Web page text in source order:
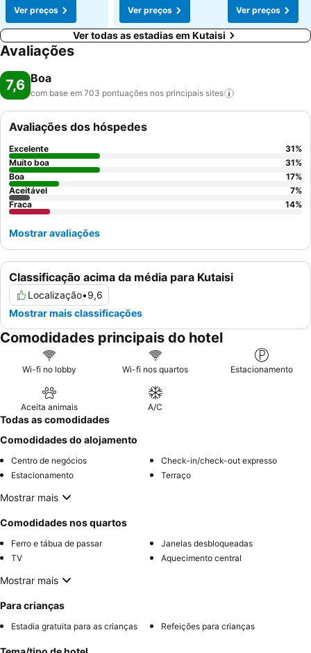
Ver preços Ver preços
Ver preços
Ver todas as estadias em Kutaisi
Avaliações
7,6 Boa
com base em 703 pontuações nos principais sites
Classificação acima da média para Kutaisi
Localização•9,6
Mostrar mais classificações
Avaliações dos hóspedes
Excelente 31%
Muito boa
31%
Boa
17%
Aceitável
7%
Fraca
14%
Mostrar avaliações
Comodidades principais do hotel
Wi-fi no lobby Wi-fi nos quartos Estacionamento
Aceita animais A/C
Todas as comodidades
Comodidades do alojamento
Centro de negócios
Check-in/check-out expresso
Estacionamento
Terraço
Mostrar mais
Comodidades nos quartos
Ferro e tábua de passar
Janelas desbloqueadas
TV
Aquecimento central
Mostrar mais
Para crianças
Estadia gratuita para as crianças Refeições para crianças